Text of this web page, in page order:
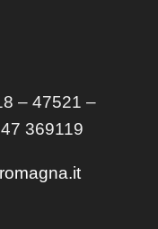
– 47521 –
369119